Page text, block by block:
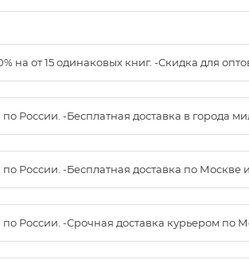
на от 15 одинаковых книг. -Скидка для
по России. -Бесплатная доставка в города
по России. -Бесплатная доставка по Москве
по России. -Срочная доставка курьером по